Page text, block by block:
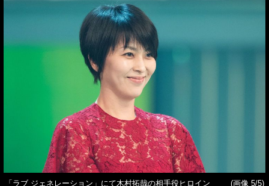
「ラブ ジェネレーション」にて木村拓哉の相手役ヒロイン (画像 5/5)